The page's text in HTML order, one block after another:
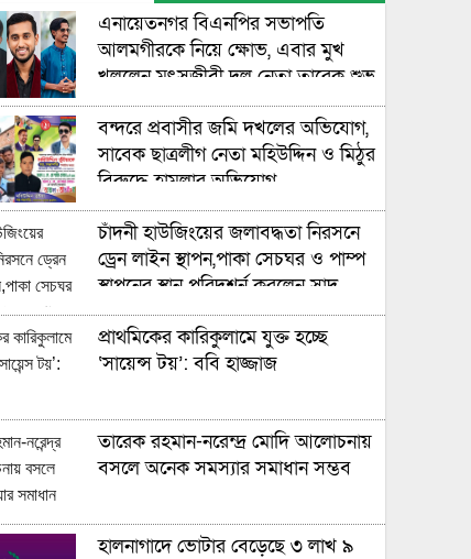
এনায়েতনগর বিএনপির সভাপতি
আলমগীরকে নিয়ে ক্ষোভ, এবার মুখ
খুললেন মৎসজীবী দল নেতা তারেক শুভ
বন্দরে প্রবাসীর জমি দখলের অভিযোগ,
সাবেক ছাত্রলীগ নেতা মহিউদ্দিন ও মিঠুর
বিরুদ্ধে হামলার অভিযোগ
চাঁদনী হাউজিংয়ের জলাবদ্ধতা নিরসনে
ড্রেন লাইন স্থাপন,পাকা সেচঘর ও পাম্প
স্থাপনের স্থান পরিদশর্ন করলেন সাদ
আহমদ ও আলিফ দেওয়ান
প্রাথমিকের কারিকুলামে যুক্ত হচ্ছে
‘সায়েন্স টয়’: ববি হাজ্জাজ
তারেক রহমান-নরেন্দ্র মোদি আলোচনায়
বসলে অনেক সমস্যার সমাধান সম্ভব
হালনাগাদে ভোটার বেড়েছে ৩ লাখ ৯